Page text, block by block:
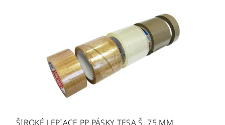
ŠIROKÉ LEPIACE PP PÁSKY TESA Š. 75 MM